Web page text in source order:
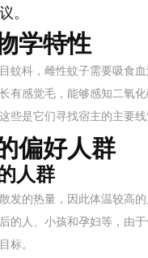
。
学特性
蚊科，雌性蚊子需要吸食
有感觉毛，能够感知二氧
些是它们寻找宿主的主要线
偏好人群
人群
发的热量，因此体温较高
的人、小孩和孕妇等，由
标。